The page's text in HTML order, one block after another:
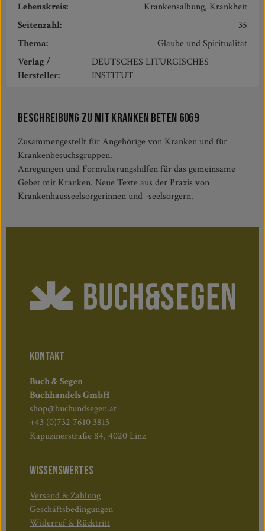
Lebenskreis:
Krankensalbung, Krankheit
Seitenzahl:
35
Thema:
Glaube und Spiritualität
Verlag /
Hersteller:
DEUTSCHES LITURGISCHES
INSTITUT
Beschreibung zu Mit Kranken beten 6069
Zusammengestellt für Angehörige von Kranken und für
Krankenbesuchsgruppen.
Anregungen und Formulierungshilfen für das gemeinsame
Gebet mit Kranken. Neue Texte aus der Praxis von
Krankenhausseelsorgerinnen und -seelsorgern.
KONTAKT
Buch & Segen
Buchhandels GmbH
shop@buchundsegen.at
+43 (0)732 7610 3813
Kapuzinerstraße 84, 4020 Linz
WISSENSWERTES
Versand & Zahlung
Geschäftsbedingungen
Widerruf & Rücktritt